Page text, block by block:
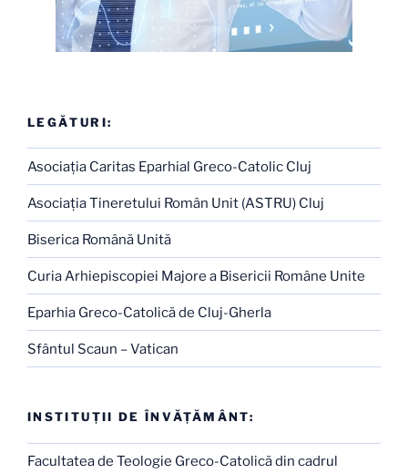
LEGĂTURI:
Asociaţia Caritas Eparhial Greco-Catolic Cluj
Asociaţia Tineretului Român Unit (ASTRU) Cluj
Biserica Română Unită
Curia Arhiepiscopiei Majore a Bisericii Române Unite
Eparhia Greco-Catolică de Cluj-Gherla
Sfântul Scaun – Vatican
INSTITUŢII DE ÎNVĂŢĂMÂNT:
Facultatea de Teologie Greco-Catolică din cadrul